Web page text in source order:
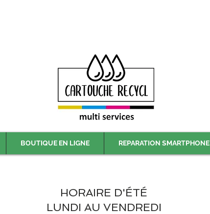
BOUTIQUE EN LIGNE REPARATION SMARTPHONE
HORAIRE D'ÉTÉ
LUNDI AU VENDREDI